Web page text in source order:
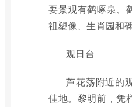
要景观有鹤啄泉、
祖塑像、生肖园和碑
观日台
芦花荡附近的
佳地。黎明前，凭